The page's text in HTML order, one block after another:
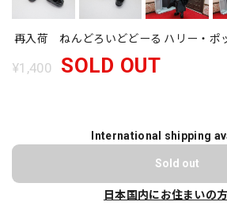
再入荷 ねんどろいどどーる ハリー・ポ
¥1,400 SOLD OUT
International shipping
Sold out
日本国内にお住まいの